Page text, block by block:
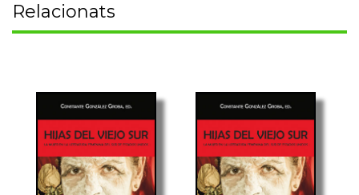
Relacionats